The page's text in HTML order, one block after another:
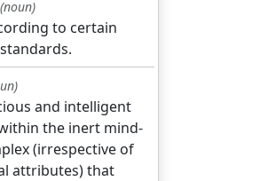
(noun)
to certain
and intelligent
the inert mind-
(irrespective of
attributes) that